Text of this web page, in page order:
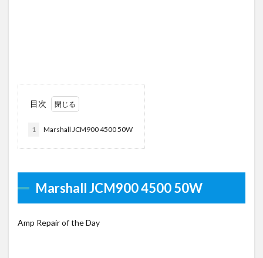
目次
1 Marshall JCM900 4500 50W
Marshall JCM900 4500 50W
Amp Repair of the Day